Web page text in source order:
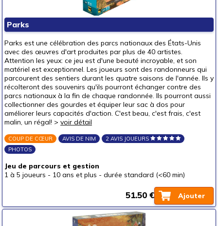
Parks
Parks est une célébration des parcs nationaux des États-Unis
avec des œuvres d'art produites par plus de 40 artistes.
Attention les yeux: ce jeu est d'une beauté incroyable, et son
matériel est exceptionnel. Les joueurs sont des randonneurs qui
parcourent des sentiers durant les quatre saisons de l'année. Ils y
récolteront des souvenirs qu'ils pourront échanger contre des
parcs nationaux à la fin de chaque randonnée. Ils pourront aussi
collectionner des gourdes et équiper leur sac à dos pour
améliorer leurs capacités d'action. C'est beau, c'est frais, c'est
malin, un régal! > voir détail
COUP DE CŒUR AVIS DE NIM
2 AVIS JOUEURS
PHOTOS
Jeu de parcours et gestion
1 à 5 joueurs - 10 ans et plus - durée standard (<60 min)
Ajouter
51.50 €